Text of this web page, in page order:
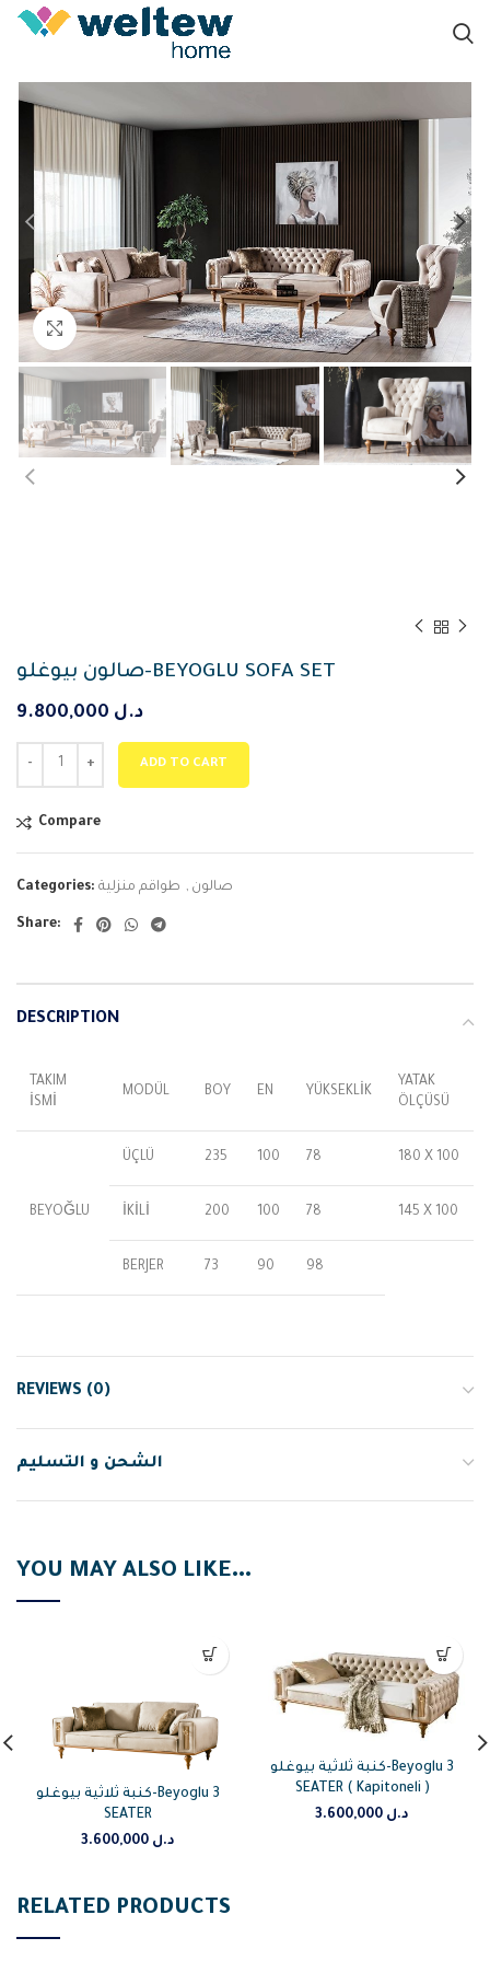
Click to enlarge
صالون بيوغلو-BEYOGLU SOFA SET
د.ل
ADD TO CART
Compare
Categories: صالون , طواقم منزلية
Share:
DESCRIPTION
TAKIM
İSMİ
MODÜL BOY EN YÜKSEKLİK
YATAK
ÖLÇÜSÜ
BEYOĞLU
ÜÇLÜ 235 100 78 180 X 100
İKİLİ 200 100 78 145 X 100
BERJER 73 90 98
REVIEWS (0)
الشحن و التسليم
YOU MAY ALSO LIKE…
كنبة ثلاثية بيوغلو-Beyoglu 3
SEATER
د.ل
كنبة ثلاثية بيوغلو-Beyoglu 3
SEATER ( Kapitoneli )
د.ل
RELATED PRODUCTS